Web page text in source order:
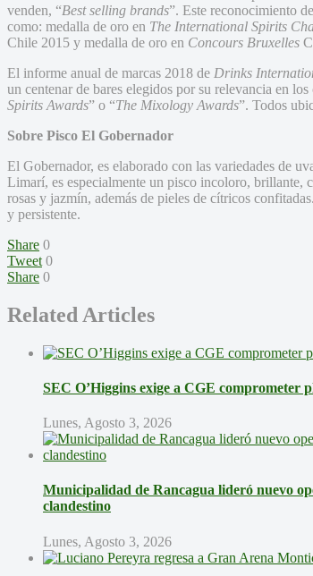
venden, “Best selling brands”. Este reconocimiento
como: medalla de oro en The International Spirits
Chile 2015 y medalla de oro en Concours Bruxelles
El informe anual de marcas 2018 de Drinks
un centenar de bares elegidos por su relevancia en los
Spirits Awards” o “The Mixology Awards”. Todos
Sobre Pisco El Gobernador
El Gobernador, es elaborado con las variedades de
Limarí, es especialmente un pisco incoloro, brillante,
rosas y jazmín, además de pieles de cítricos
y persistente.
Share 0
Tweet 0
Share 0
Related Articles
SEC O’Higgins exige a CGE comprometer
Lunes, Agosto 3, 2026
Municipalidad de Rancagua lideró nuevo
clandestino
Lunes, Agosto 3, 2026